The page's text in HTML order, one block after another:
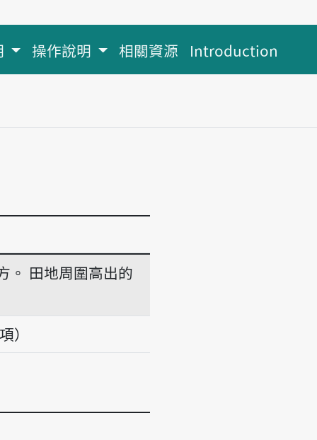
操作說明 相關資源 Introduction
。 田地周圍高出的
）